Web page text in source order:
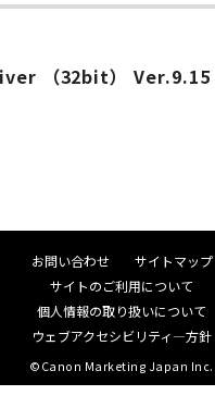
（32bit）
お問い合わせ
サイトマップ
サイトのご利用について
個人情報の取り扱いについて
ウェブアクセシビリティ―方針
©Canon Marketing Japan Inc.